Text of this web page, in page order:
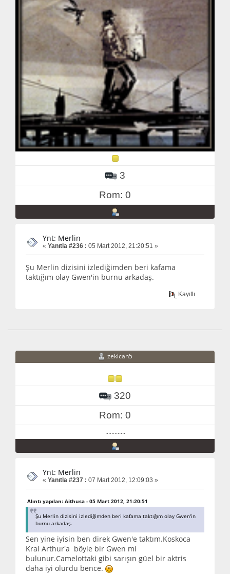
3
Rom: 0
Ynt: Merlin
« Yanıtla #236 : 05 Mart 2012, 21:20:51 »
Şu Merlin dizisini izlediğimden beri kafama
taktığım olay Gwen'in burnu arkadaş.
Kayıtlı
zekican5
320
Rom: 0
Ynt: Merlin
« Yanıtla #237 : 07 Mart 2012, 12:09:03 »
Alıntı yapılan: Aithusa - 05 Mart 2012, 21:20:51
Şu Merlin dizisini izlediğimden beri kafama taktığım olay Gwen'in
burnu arkadaş.
Sen yine iyisin ben direk Gwen'e taktım.Koskoca
Kral Arthur'a böyle bir Gwen mi
bulunur.Camelottaki gibi sarışın güel bir aktris
daha iyi olurdu bence.